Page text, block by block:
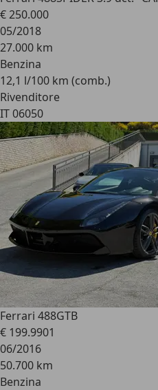
€ 250.000
05/2018
27.000 km
Benzina
12,1 l/100 km (comb.)
Rivenditore
IT 06050
Ferrari 488GTB
€ 199.9901
06/2016
50.700 km
Benzina